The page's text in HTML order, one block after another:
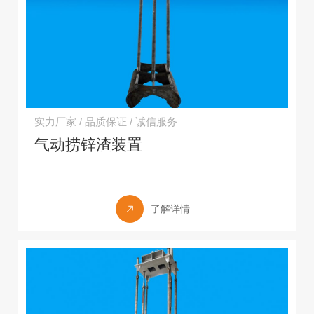
实力厂家 / 品质保证 / 诚信服务
气动捞锌渣装置
了解详情